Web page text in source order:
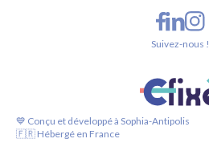
💙 Conçu et développé à Sophia-Antipolis
🇫🇷 Hébergé en France
Suivez-nous !